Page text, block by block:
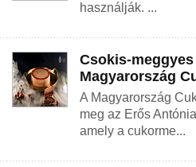
használják. ...
Csokis-
Magyarország
A Magyarország
meg az Erős
amely a cukorme...